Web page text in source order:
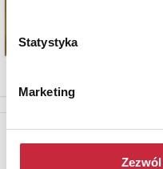
Statystyka
Marketing
Aby otrzymywać